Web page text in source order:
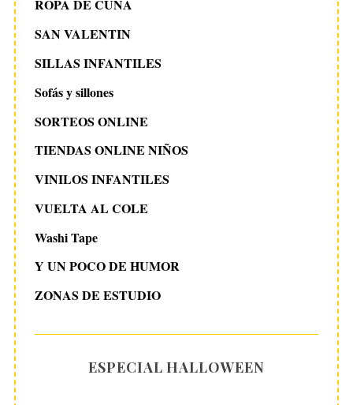
ROPA DE CUNA
SAN VALENTIN
SILLAS INFANTILES
Sofás y sillones
SORTEOS ONLINE
TIENDAS ONLINE NIÑOS
VINILOS INFANTILES
VUELTA AL COLE
Washi Tape
Y UN POCO DE HUMOR
ZONAS DE ESTUDIO
ESPECIAL HALLOWEEN